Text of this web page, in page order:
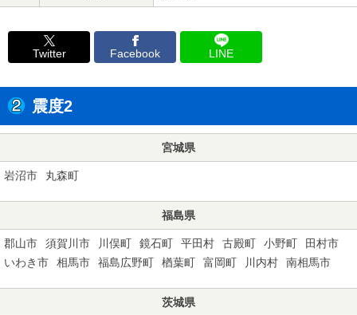
Twitter Facebook LINE
震度2
宮城県
岩沼市 丸森町
福島県
郡山市 須賀川市 川俣町 鏡石町 平田村 古殿町 小野町
田村市
いわき市
相馬市 福島広野町 楢葉町 富岡町 川内村 南相馬市
茨城県